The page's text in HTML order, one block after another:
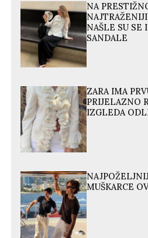
NA
NAŠLE SU SE
SANDALE
ZARA IMA
PRIJELAZNO
IZGLEDA
MUŠKARCE